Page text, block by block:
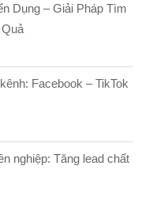
Dụng – Giải Pháp Tìm
Facebook – TikTok
nghiệp: Tăng lead chất